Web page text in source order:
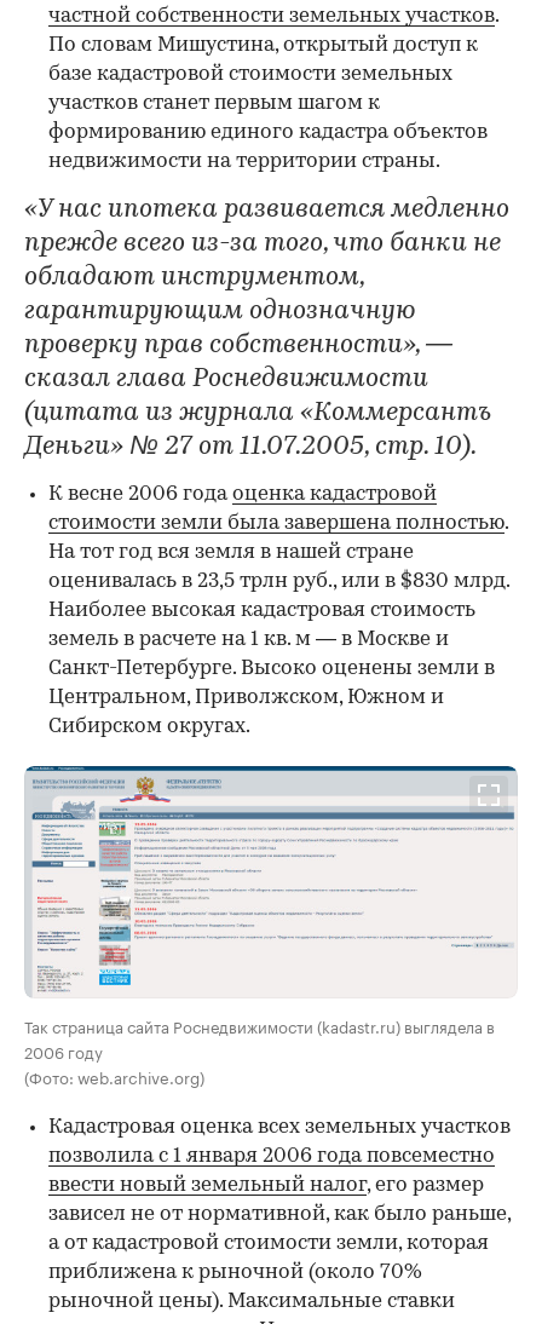
частной собственности земельных участков.
По словам Мишустина, открытый доступ к
базе кадастровой стоимости земельных
участков станет первым шагом к
формированию единого кадастра объектов
недвижимости на территории страны.
«У нас ипотека развивается медленно
прежде всего из-за того, что банки не
обладают инструментом,
гарантирующим однозначную
проверку прав собственности», —
сказал глава Роснедвижимости
(цитата из журнала «Коммерсантъ
Деньги» № 27 от 11.07.2005, стр. 10).
К весне 2006 годаоценка кадастровой
стоимости земли была завершена полностью.
На тот год вся земля в нашей стране
оценивалась в 23,5 трлн руб., или в $830 млрд.
Наиболее высокая кадастровая стоимость
земель в расчете на 1 кв. м — в Москве и
Санкт-Петербурге. Высоко оценены земли в
Центральном, Приволжском, Южном и
Сибирском округах.
Так страница сайта Роснедвижимости (kadastr.ru) выглядела в
2006 году
(Фото: web.archive.org)
Кадастровая оценка всех земельных участков
позволила с 1 января 2006 года повсеместно
ввести новый земельный налог, его размер
зависел не от нормативной, как было раньше,
а от кадастровой стоимости земли, которая
приближена к рыночной (около 70%
рыночной цены). Максимальные ставки